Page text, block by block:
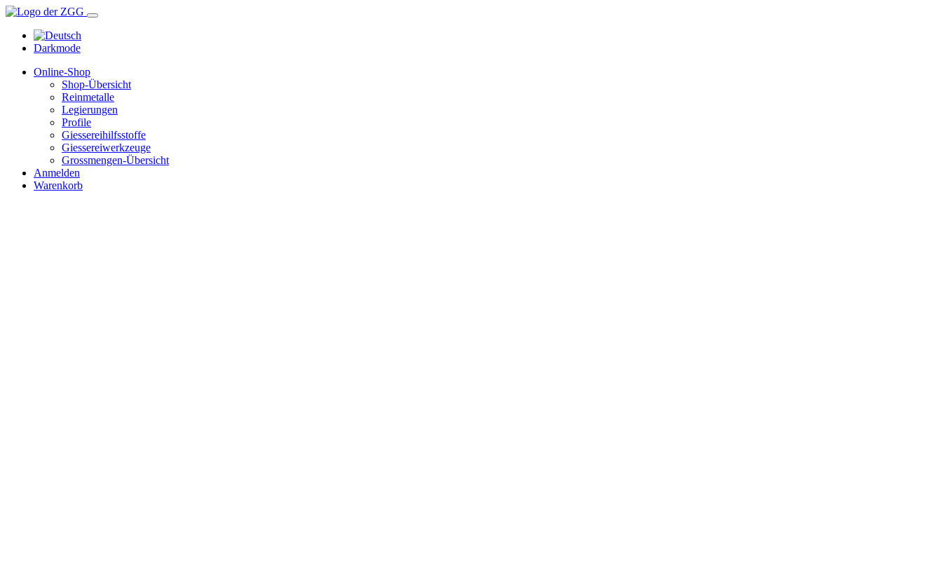
Darkmode
Online-Shop
Shop-Übersicht
Reinmetalle
Legierungen
Profile
Giessereihilfsstoffe
Giessereiwerkzeuge
Grossmengen-Übersicht
Anmelden
Warenkorb